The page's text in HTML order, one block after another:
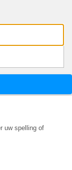
uw spelling of